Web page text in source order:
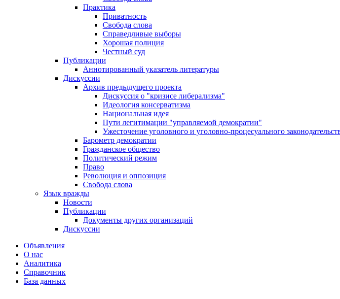
Практика
Приватность
Свобода слова
Справедливые выборы
Хорошая полиция
Честный суд
Публикации
Аннотированный указатель литературы
Дискуссии
Архив предыдущего проекта
Дискуссия о "кризисе либерализма"
Идеология консерватизма
Национальная идея
Пути легитимации "управляемой демократии"
Ужесточение уголовного и уголовно-процесуального
Барометр демократии
Гражданское общество
Политический режим
Право
Революция и оппозиция
Свобода слова
Язык вражды
Новости
Публикации
Документы других организаций
Дискуссии
Объявления
О нас
Аналитика
Справочник
База данных